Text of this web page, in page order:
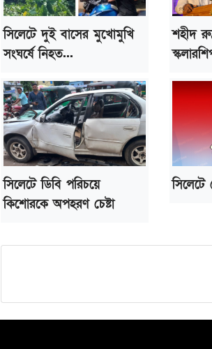
সিলেটে দুই বাসের মুখোমুখি
সংঘর্ষে নিহত...
শহীদ
সিলেটে ডিবি পরিচয়ে
কিশোরকে অপহরণ চেষ্টা
সিলেটে